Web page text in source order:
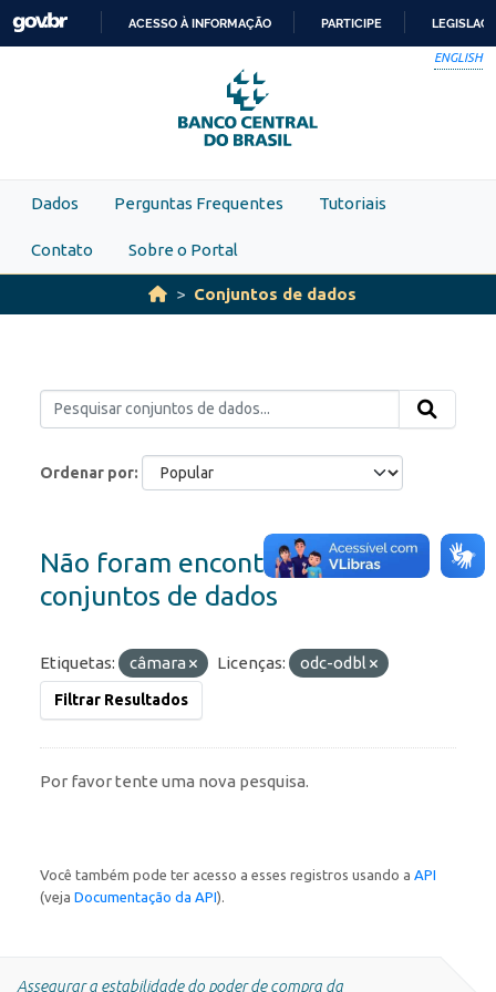
Skip to main content
PARA
O
CONTEÚDO
ACESSO À INFORMAÇÃO PARTICIPE
ENGLISH
Dados Perguntas Frequentes Tutoriais
Contato Sobre o Portal
Conjuntos de dados
Ordenar por
Não foram encontrados
conjuntos de dados
Etiquetas: câmara Licenças: odc-odbl
Filtrar Resultados
Por favor tente uma nova pesquisa.
Você também pode ter acesso a esses registros usando a API
(veja Documentação da API).
Assegurar a estabilidade do poder de compra da